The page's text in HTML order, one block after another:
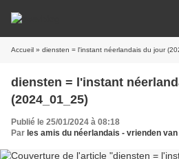
Accueil » diensten = l'instant néerlandais du jour
diensten = l'instant
(2024_01_25)
Publié le 25/01/2024 à 08:18
Par les amis du néerlandais - vrienden